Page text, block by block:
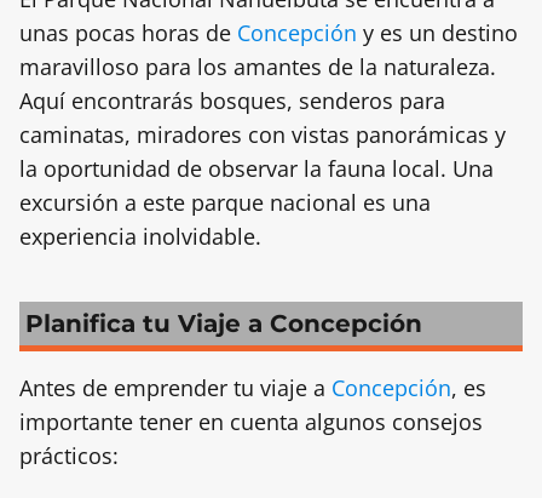
unas pocas horas de Concepción y es un destino
maravilloso para los amantes de la naturaleza.
Aquí encontrarás bosques, senderos para
caminatas, miradores con vistas panorámicas y
la oportunidad de observar la fauna local. Una
excursión a este parque nacional es una
experiencia inolvidable.
Planifica tu Viaje a Concepción
Antes de emprender tu viaje a Concepción, es
importante tener en cuenta algunos consejos
prácticos: